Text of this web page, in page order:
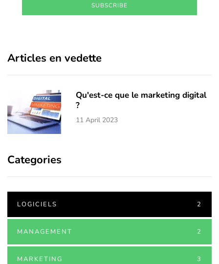
SUBSCRIBE
Articles en vedette
Qu'est-ce que le marketing digital
?
11 April 2023
Categories
LOGICIELS 2
MANAGEMENT 2
MARKETING 3